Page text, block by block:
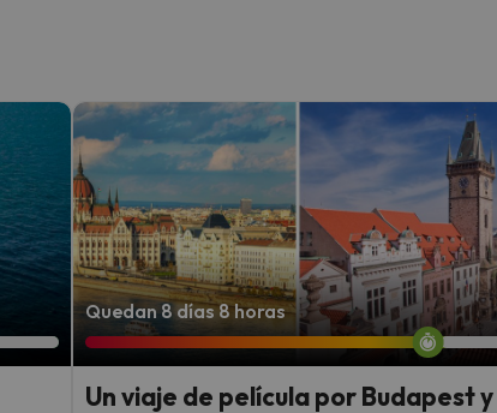
Quedan 8 días 8 horas
Un viaje de película por Budapest y